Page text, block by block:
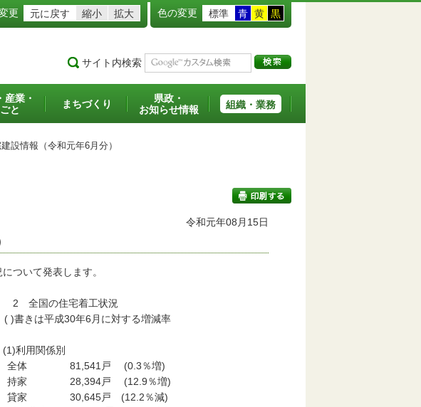
更 元に戻す 縮小 拡大 色の変更 標準 青 黄 黒
サイト内検索
産業・
と
まちづくり
県政・
お知らせ情報
組織・業務
設情報（令和元年6月分）
印刷する
令和元年08月15日
ついて発表します。
国の住宅着工状況
は平成30年6月に対する増減率
利用関係別
81,541戸 (0.3％増)
28,394戸 (12.9％増)
30,645戸 (12.2％減)